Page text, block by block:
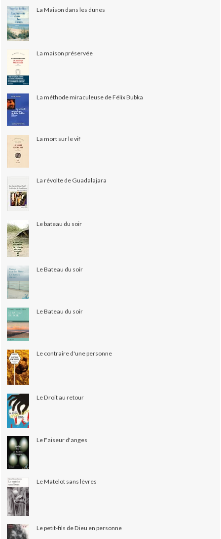
La Maison dans les dunes
La maison préservée
La méthode miraculeuse de Félix Bubka
La mort sur le vif
La révolte de Guadalajara
Le bateau du soir
Le Bateau du soir
Le Bateau du soir
Le contraire d'une personne
Le Droit au retour
Le Faiseur d'anges
Le Matelot sans lèvres
Le petit-fils de Dieu en personne